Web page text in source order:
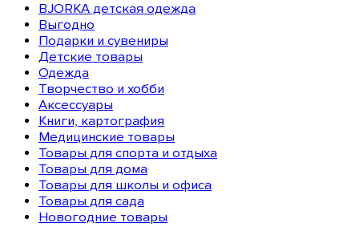
BJORKA детская одежда
Выгодно
Подарки и сувениры
Детские товары
Одежда
Творчество и хобби
Аксессуары
Книги, картография
Медицинские товары
Товары для спорта и отдыха
Товары для дома
Товары для школы и офиса
Товары для сада
Новогодние товары